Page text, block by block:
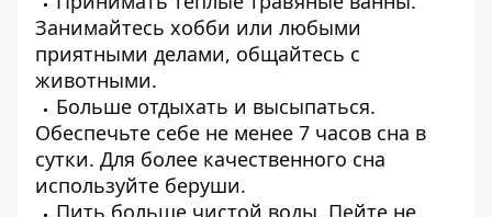
Занимайтесь хобби или любыми
приятными делами, общайтесь с
животными.
Больше отдыхать и высыпаться.
Обеспечьте себе не менее 7 часов сна в
сутки. Для более качественного сна
используйте беруши.
Пить больше чистой воды. Пейте не